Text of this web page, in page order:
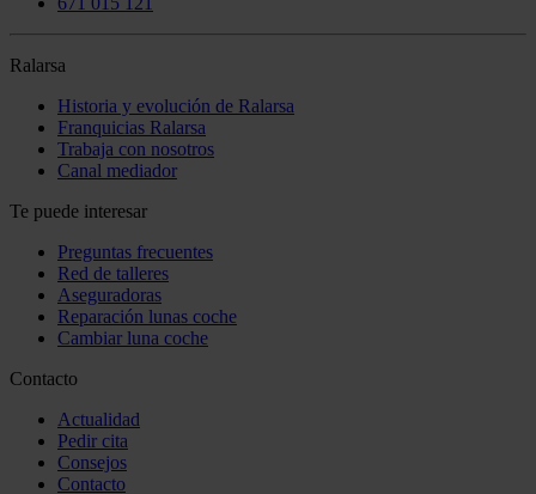
Ralarsa
Historia y evolución de Ralarsa
Franquicias Ralarsa
Trabaja con nosotros
Canal mediador
Te puede interesar
Preguntas frecuentes
Red de talleres
Aseguradoras
Reparación lunas coche
Cambiar luna coche
Contacto
Actualidad
Pedir cita
Consejos
Contacto